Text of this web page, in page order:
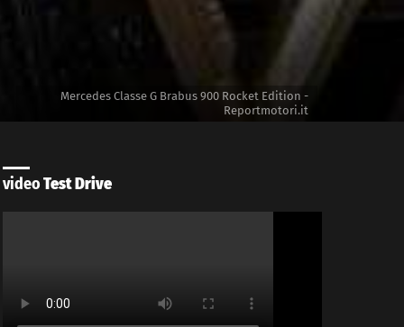
Mercedes Classe G Brabus 900 Rocket Edition -
Reportmotori.it
videoTest Drive